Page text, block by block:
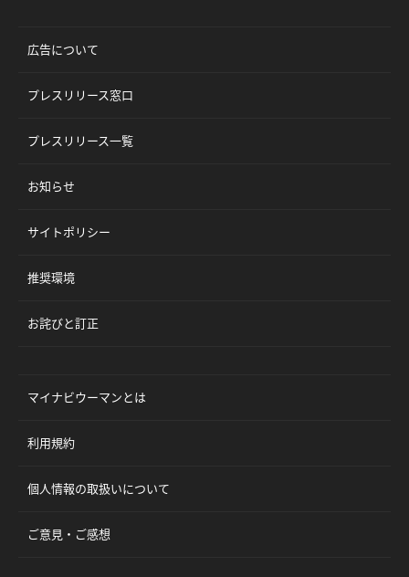
広告について
プレスリリース窓口
プレスリリース一覧
お知らせ
サイトポリシー
推奨環境
お詫びと訂正
マイナビウーマンとは
利用規約
個人情報の取扱いについて
ご意見・ご感想